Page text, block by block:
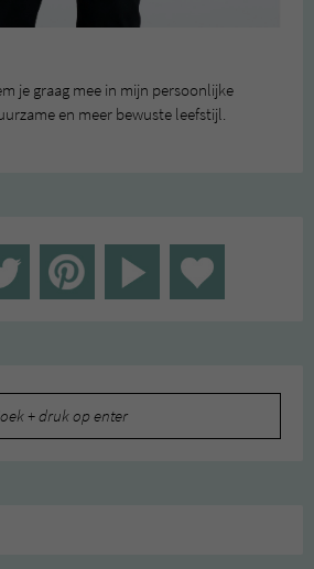
je graag mee in mijn persoonlijke
en meer bewuste leefstijl.